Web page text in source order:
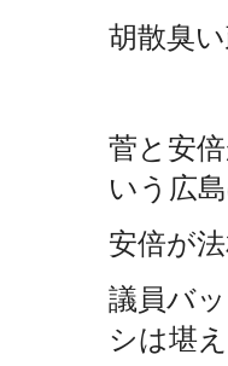
胡散臭い
菅と安
いう広島
安倍が
議員バ
シは堪